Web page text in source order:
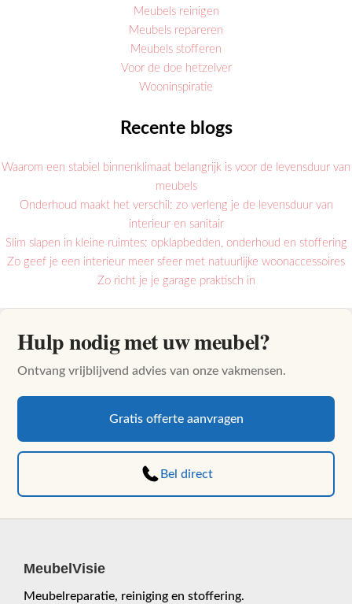
Meubels reinigen
Meubels repareren
Meubels stofferen
Voor de doe hetzelver
Wooninspiratie
Recente blogs
Waarom een stabiel binnenklimaat belangrijk is voor de levensduur van
meubels
Onderhoud maakt het verschil: zo verleng je de levensduur van
interieur en sanitair
Slim slapen in kleine ruimtes: opklapbedden, onderhoud en stoffering
Zo geef je een interieur meer sfeer met natuurlijke woonaccessoires
Zo richt je je garage praktisch in
Hulp nodig met uw meubel?
Ontvang vrijblijvend advies van onze vakmensen.
Gratis offerte aanvragen
Bel direct
MeubelVisie
Meubelreparatie, reiniging en stoffering.